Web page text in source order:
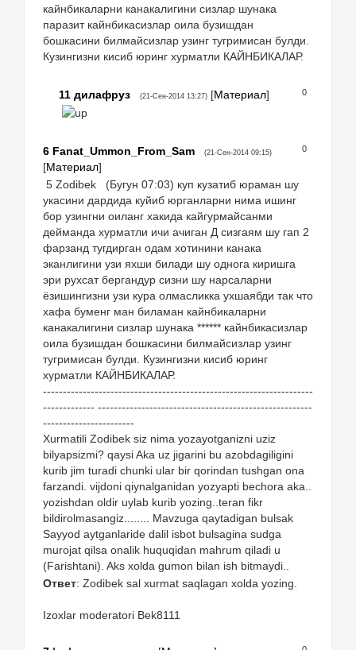
кайнбикаларни канакалигини сизлар шунака
паразит кайнбикасизлар оила бузишдан
бошкасини билмайсизлар узинг тугримисан булди.
Кузингизни кисиб юринг хурматли КАЙНБИКАЛАР.
0
11 дилафруз (21-Сен-2014 13:27) [Материал]
0
6 Fanat_Ummon_From_Sam (21-Сен-2014 09:15)
[Материал]
5 Zodibek (Бугун 07:03) куп кузатиб юраман шу
укасини дардида куйиб юрганларни нима ишинг
бор узингни оиланг хакида кайгурмайсанми
дейманда хурматли ичи ачиган Д сизгаям шу гап 2
фарзанд тугдирган одам хотинини канака
эканлигини узи яхши билади шу однога киришга
эри рухсат бергандур сизни шу нарсаларни
ёзишингизни узи кура олмасликка ухшаябди так что
хафа буменг ман биламан кайнбикаларни
канакалигини сизлар шунака ****** кайнбикасизлар
оила бузишдан бошкасини билмайсизлар узинг
тугримисан булди. Кузингизни кисиб юринг
хурматли КАЙНБИКАЛАР.
--------------------------------------------------------------------
------------- ------------------------------------------------------
-----------------------
Xurmatili Zodibek siz nima yozayotganizni uziz
bilyapsizmi? qaysi Aka uz jigarini bu azobdagiligini
kurib jim turadi chunki ular bir qorindan tushgan ona
farzandi. vijdoni qiynalganidan yozyapti bechora aka..
yozishdan oldir uylab kurib yozing..teran fikr
bildirolmasangiz........ Mavzuga qaytadigan bulsak
Sayyod aytganlaride dalil isbot bulsagina sudga
murojat qilsa onalik huquqidan mahrum qiladi u
(Farishtani). Aks xolda gumon bilan ish bitmaydi..
Ответ: Zodibek sal xurmat saqlagan xolda yozing.
Izoxlar moderatori Bek8111